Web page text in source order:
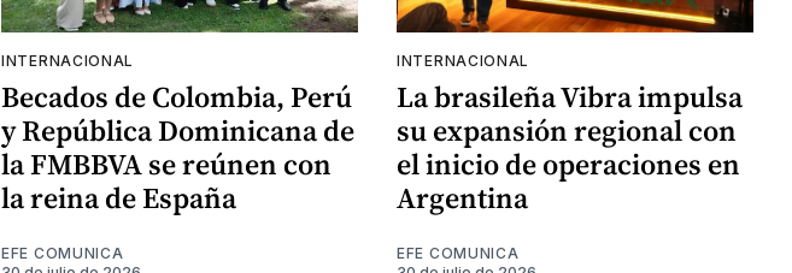
INTERNACIONAL
Becados de Colombia, Perú
y República Dominicana de
la FMBBVA se reúnen con
la reina de España
EFE COMUNICA
INTERNACIONAL
La brasileña Vibra impulsa
su expansión regional con
el inicio de operaciones en
Argentina
EFE COMUNICA